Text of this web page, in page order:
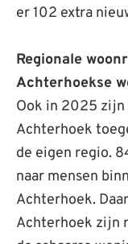
er 102 extra
Regionale
Achterhoekse
Ook in 2025 zijn
Achterhoek
de eigen regio.
naar mensen
Achterhoek.
Achterhoek zijn